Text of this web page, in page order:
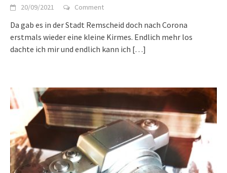
20/09/2021 Comment
Da gab es in der Stadt Remscheid doch nach Corona
erstmals wieder eine kleine Kirmes. Endlich mehr los
dachte ich mir und endlich kann ich […]